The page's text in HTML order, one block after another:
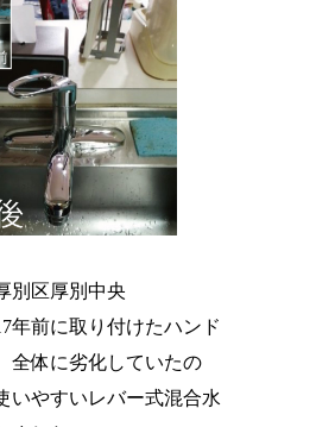
別区厚別中央
年前に取り付けたハンド
全体に劣化していたの
いやすいレバー式混合水